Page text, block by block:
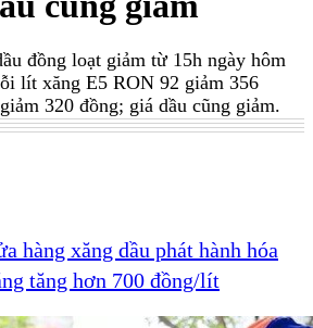
đồng loạt giảm từ 15h ngày hôm
lít xăng E5 RON 92 giảm 356
320 đồng; giá dầu cũng giảm.
hàng xăng dầu phát hành hóa
tăng hơn 700 đồng/lít